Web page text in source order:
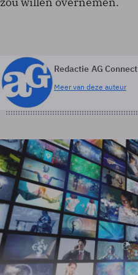
Redactie AG Connect
Meer van deze auteur